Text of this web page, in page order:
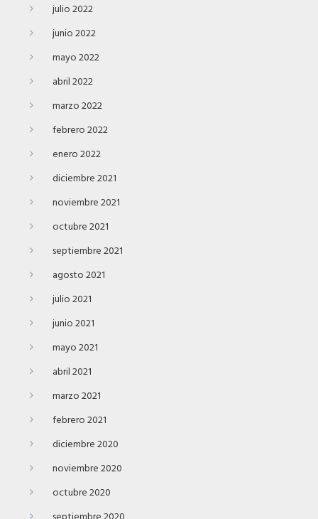
julio 2022
junio 2022
mayo 2022
abril 2022
marzo 2022
febrero 2022
enero 2022
diciembre 2021
noviembre 2021
octubre 2021
septiembre 2021
agosto 2021
julio 2021
junio 2021
mayo 2021
abril 2021
marzo 2021
febrero 2021
diciembre 2020
noviembre 2020
octubre 2020